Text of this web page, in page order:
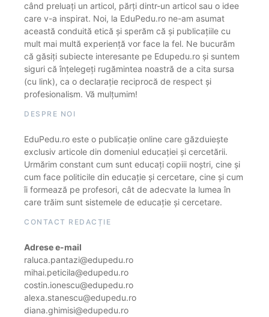
când preluați un articol, părți dintr-un articol sau o idee
care v-a inspirat. Noi, la EduPedu.ro ne-am asumat
această conduită etică și sperăm că și publicațiile cu
mult mai multă experiență vor face la fel. Ne bucurăm
că găsiți subiecte interesante pe Edupedu.ro și suntem
siguri că înțelegeți rugămintea noastră de a cita sursa
(cu link), ca o declarație reciprocă de respect și
profesionalism. Vă mulțumim!
DESPRE NOI
EduPedu.ro este o publicație online care găzduiește
exclusiv articole din domeniul educației și cercetării.
Urmărim constant cum sunt educați copiii noștri, cine și
cum face politicile din educație și cercetare, cine și cum
îi formează pe profesori, cât de adecvate la lumea în
care trăim sunt sistemele de educație și cercetare.
CONTACT REDACȚIE
Adrese e-mail
raluca.pantazi@edupedu.ro
mihai.peticila@edupedu.ro
costin.ionescu@edupedu.ro
alexa.stanescu@edupedu.ro
diana.ghimisi@edupedu.ro